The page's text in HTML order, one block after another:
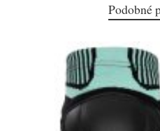
Podobné